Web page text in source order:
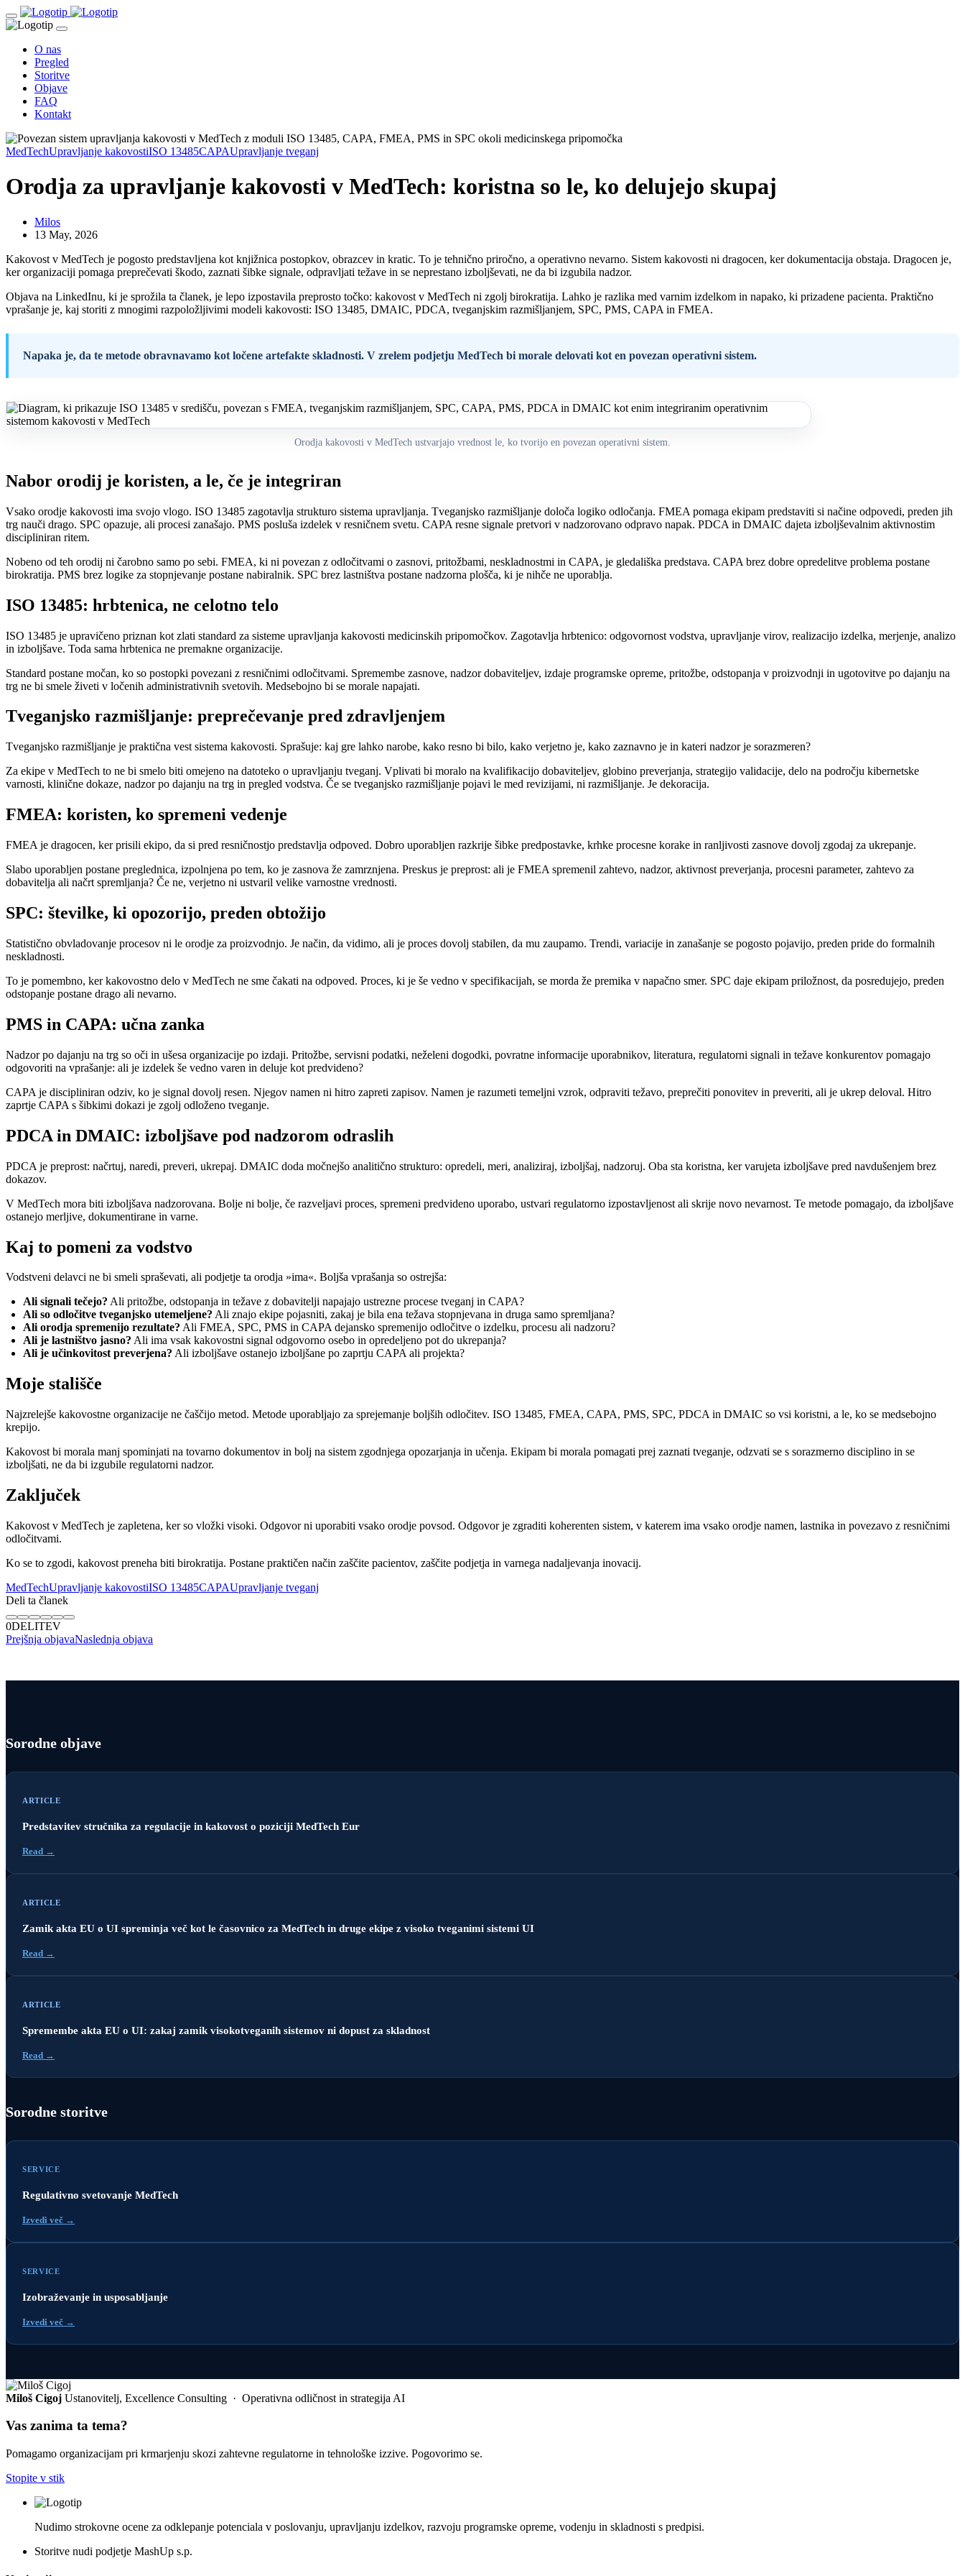
O nas
Pregled
Storitve
Objave
FAQ
Kontakt
MedTechUpravljanje kakovostiISO 13485CAPAUpravljanje tveganj
Orodja za upravljanje kakovosti v MedTech: koristna so le, ko delujejo skupaj
Milos
13 May, 2026
Kakovost v MedTech je pogosto predstavljena kot knjižnica postopkov, obrazcev in kratic. To je tehnično priročno, a operativno nevarno. Sistem kakovosti ni dragocen, ker dokumentacija obstaja. Dragocen je,
ker organizaciji pomaga preprečevati škodo, zaznati šibke signale, odpravljati težave in se neprestano izboljševati, ne da bi izgubila nadzor.
Objava na LinkedInu, ki je sprožila ta članek, je lepo izpostavila preprosto točko: kakovost v MedTech ni zgolj birokratija. Lahko je razlika med varnim izdelkom in napako, ki prizadene pacienta. Praktično
vprašanje je, kaj storiti z mnogimi razpoložljivimi modeli kakovosti: ISO 13485, DMAIC, PDCA, tveganjskim razmišljanjem, SPC, PMS, CAPA in FMEA.
Napaka je, da te metode obravnavamo kot ločene artefakte skladnosti. V zrelem podjetju MedTech bi morale delovati kot en povezan operativni sistem.
Orodja kakovosti v MedTech ustvarjajo vrednost le, ko tvorijo en povezan operativni sistem.
Nabor orodij je koristen, a le, če je integriran
Vsako orodje kakovosti ima svojo vlogo. ISO 13485 zagotavlja strukturo sistema upravljanja. Tveganjsko razmišljanje določa logiko odločanja. FMEA pomaga ekipam predstaviti si načine odpovedi, preden jih
trg nauči drago. SPC opazuje, ali procesi zanašajo. PMS posluša izdelek v resničnem svetu. CAPA resne signale pretvori v nadzorovano odpravo napak. PDCA in DMAIC dajeta izboljševalnim aktivnostim
discipliniran ritem.
Nobeno od teh orodij ni čarobno samo po sebi. FMEA, ki ni povezan z odločitvami o zasnovi, pritožbami, neskladnostmi in CAPA, je gledališka predstava. CAPA brez dobre opredelitve problema postane
birokratija. PMS brez logike za stopnjevanje postane nabiralnik. SPC brez lastništva postane nadzorna plošča, ki je nihče ne uporablja.
ISO 13485: hrbtenica, ne celotno telo
ISO 13485 je upravičeno priznan kot zlati standard za sisteme upravljanja kakovosti medicinskih pripomočkov. Zagotavlja hrbtenico: odgovornost vodstva, upravljanje virov, realizacijo izdelka, merjenje, analizo
in izboljšave. Toda sama hrbtenica ne premakne organizacije.
Standard postane močan, ko so postopki povezani z resničnimi odločitvami. Spremembe zasnove, nadzor dobaviteljev, izdaje programske opreme, pritožbe, odstopanja v proizvodnji in ugotovitve po dajanju na
trg ne bi smele živeti v ločenih administrativnih svetovih. Medsebojno bi se morale napajati.
Tveganjsko razmišljanje: preprečevanje pred zdravljenjem
Tveganjsko razmišljanje je praktična vest sistema kakovosti. Sprašuje: kaj gre lahko narobe, kako resno bi bilo, kako verjetno je, kako zaznavno je in kateri nadzor je sorazmeren?
Za ekipe v MedTech to ne bi smelo biti omejeno na datoteko o upravljanju tveganj. Vplivati bi moralo na kvalifikacijo dobaviteljev, globino preverjanja, strategijo validacije, delo na področju kibernetske
varnosti, klinične dokaze, nadzor po dajanju na trg in pregled vodstva. Če se tveganjsko razmišljanje pojavi le med revizijami, ni razmišljanje. Je dekoracija.
FMEA: koristen, ko spremeni vedenje
FMEA je dragocen, ker prisili ekipo, da si pred resničnostjo predstavlja odpoved. Dobro uporabljen razkrije šibke predpostavke, krhke procesne korake in ranljivosti zasnove dovolj zgodaj za ukrepanje.
Slabo uporabljen postane preglednica, izpolnjena po tem, ko je zasnova že zamrznjena. Preskus je preprost: ali je FMEA spremenil zahtevo, nadzor, aktivnost preverjanja, procesni parameter, zahtevo za
dobavitelja ali načrt spremljanja? Če ne, verjetno ni ustvaril velike varnostne vrednosti.
SPC: številke, ki opozorijo, preden obtožijo
Statistično obvladovanje procesov ni le orodje za proizvodnjo. Je način, da vidimo, ali je proces dovolj stabilen, da mu zaupamo. Trendi, variacije in zanašanje se pogosto pojavijo, preden pride do formalnih
neskladnosti.
To je pomembno, ker kakovostno delo v MedTech ne sme čakati na odpoved. Proces, ki je še vedno v specifikacijah, se morda že premika v napačno smer. SPC daje ekipam priložnost, da posredujejo, preden
odstopanje postane drago ali nevarno.
PMS in CAPA: učna zanka
Nadzor po dajanju na trg so oči in ušesa organizacije po izdaji. Pritožbe, servisni podatki, neželeni dogodki, povratne informacije uporabnikov, literatura, regulatorni signali in težave konkurentov pomagajo
odgovoriti na vprašanje: ali je izdelek še vedno varen in deluje kot predvideno?
CAPA je discipliniran odziv, ko je signal dovolj resen. Njegov namen ni hitro zapreti zapisov. Namen je razumeti temeljni vzrok, odpraviti težavo, preprečiti ponovitev in preveriti, ali je ukrep deloval. Hitro
zaprtje CAPA s šibkimi dokazi je zgolj odloženo tveganje.
PDCA in DMAIC: izboljšave pod nadzorom odraslih
PDCA je preprost: načrtuj, naredi, preveri, ukrepaj. DMAIC doda močnejšo analitično strukturo: opredeli, meri, analiziraj, izboljšaj, nadzoruj. Oba sta koristna, ker varujeta izboljšave pred navdušenjem brez
dokazov.
V MedTech mora biti izboljšava nadzorovana. Bolje ni bolje, če razveljavi proces, spremeni predvideno uporabo, ustvari regulatorno izpostavljenost ali skrije novo nevarnost. Te metode pomagajo, da izboljšave
ostanejo merljive, dokumentirane in varne.
Kaj to pomeni za vodstvo
Vodstveni delavci ne bi smeli spraševati, ali podjetje ta orodja »ima«. Boljša vprašanja so ostrejša:
Ali signali tečejo? Ali pritožbe, odstopanja in težave z dobavitelji napajajo ustrezne procese tveganj in CAPA?
Ali so odločitve tveganjsko utemeljene? Ali znajo ekipe pojasniti, zakaj je bila ena težava stopnjevana in druga samo spremljana?
Ali orodja spremenijo rezultate? Ali FMEA, SPC, PMS in CAPA dejansko spremenijo odločitve o izdelku, procesu ali nadzoru?
Ali je lastništvo jasno? Ali ima vsak kakovostni signal odgovorno osebo in opredeljeno pot do ukrepanja?
Ali je učinkovitost preverjena? Ali izboljšave ostanejo izboljšane po zaprtju CAPA ali projekta?
Moje stališče
Najzrelejše kakovostne organizacije ne čaščijo metod. Metode uporabljajo za sprejemanje boljših odločitev. ISO 13485, FMEA, CAPA, PMS, SPC, PDCA in DMAIC so vsi koristni, a le, ko se medsebojno
krepijo.
Kakovost bi morala manj spominjati na tovarno dokumentov in bolj na sistem zgodnjega opozarjanja in učenja. Ekipam bi morala pomagati prej zaznati tveganje, odzvati se s sorazmerno disciplino in se
izboljšati, ne da bi izgubile regulatorni nadzor.
Zaključek
Kakovost v MedTech je zapletena, ker so vložki visoki. Odgovor ni uporabiti vsako orodje povsod. Odgovor je zgraditi koherenten sistem, v katerem ima vsako orodje namen, lastnika in povezavo z resničnimi
odločitvami.
Ko se to zgodi, kakovost preneha biti birokratija. Postane praktičen način zaščite pacientov, zaščite podjetja in varnega nadaljevanja inovacij.
MedTechUpravljanje kakovostiISO 13485CAPAUpravljanje tveganj
Deli ta članek
0DELITEV
Prejšnja objavaNaslednja objava
Sorodne objave
ARTICLE
Predstavitev stručnika za regulacije in kakovost o poziciji MedTech Eur
Read →
ARTICLE
Zamik akta EU o UI spreminja več kot le časovnico za MedTech in druge ekipe z visoko tveganimi sistemi UI
Read →
ARTICLE
Spremembe akta EU o UI: zakaj zamik visokotveganih sistemov ni dopust za skladnost
Read →
Sorodne storitve
SERVICE
Regulativno svetovanje MedTech
Izvedi več →
SERVICE
Izobraževanje in usposabljanje
Izvedi več →
Miloš Cigoj Ustanovitelj, Excellence Consulting · Operativna odličnost in strategija AI
Vas zanima ta tema?
Pomagamo organizacijam pri krmarjenju skozi zahtevne regulatorne in tehnološke izzive. Pogovorimo se.
Stopite v stik
Nudimo strokovne ocene za odklepanje potenciala v poslovanju, upravljanju izdelkov, razvoju programske opreme, vodenju in skladnosti s predpisi.
Storitve nudi podjetje MashUp s.p.